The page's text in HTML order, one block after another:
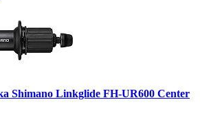
Shimano Linkglide FH-UR600 Center